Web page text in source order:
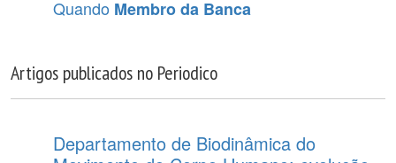
Quando Membro da Banca
Artigos publicados no Periodico
Departamento de Biodinâmica do